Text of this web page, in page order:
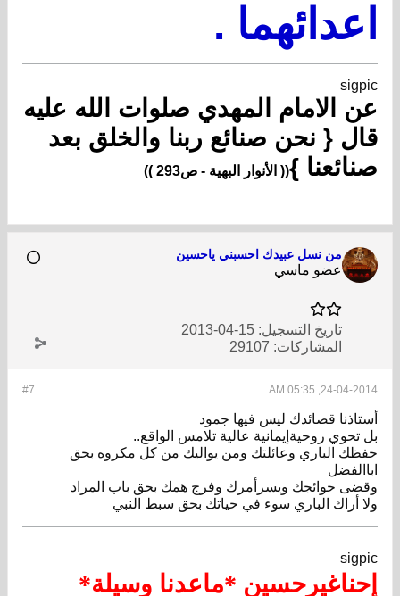
اعدائهما .
sigpic
عن الامام المهدي صلوات الله عليه
قال { نحن صنائع ربنا والخلق بعد
صنائعنا }(( الأنوار البهية - ص293 ))
من نسل عبيدك احسبني ياحسين
عضو ماسي
تاريخ التسجيل: 15-04-2013
المشاركات: 29107
#7 24-04-2014, 05:35 AM
أستاذنا قصائدك ليس فيها جمود
بل تحوي روحيةإيمانية عالية تلامس الواقع..
حفظك الباري وعائلتك ومن يواليك من كل مكروه بحق
اباالفضل
وقضى حوائجك ويسرأمرك وفرج همك بحق باب المراد
ولا أراك الباري سوء في حياتك بحق سبط النبي
sigpic
إحناغيرحسين *ماعدنا وسيلة*